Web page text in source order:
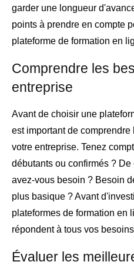
garder une longueur
points à prendre en compte
plateforme de formation en
Comprendre les
entreprise
Avant de choisir une
est important de
votre entreprise. Tenez
débutants ou confirmés ?
avez-vous besoin ? Besoin
plus basique ? Avant
plateformes de formation en
répondent à tous vos
Évaluer les